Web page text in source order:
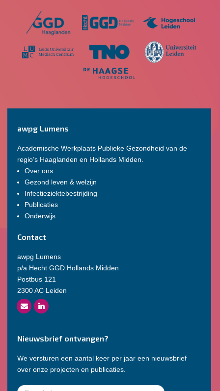
awpg Lumens
Academische Werkplaats Publieke Gezondheid van de
regio’s Haaglanden en Hollands Midden.
Over ons
Gezond leven & welzijn
Infectieziektebestrijding
Publicaties
Onderwijs
Contact
awpg Lumens
p/a Hecht GGD Hollands Midden
Postbus 121
2300 AC Leiden
Nieuwsbrief ontvangen?
We versturen een aantal keer per jaar een nieuwsbrief
over onze projecten en publicaties.